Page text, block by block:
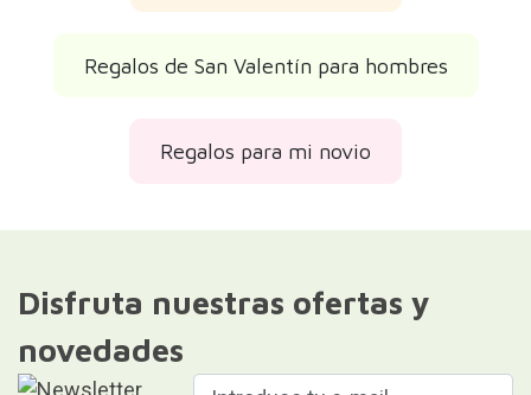
Regalos de San Valentín para hombres
Regalos para mi novio
Disfruta nuestras ofertas y
novedades